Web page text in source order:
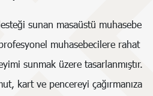
sunan masaüstü muhasebe
muhasebecilere rahat
sunmak üzere tasarlanmıştır.
kart ve pencereyi çağırmanıza